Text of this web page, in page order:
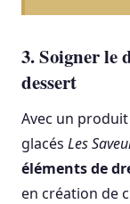
3. Soigner le
dessert
Avec un
glacés Les
éléments de
en création de